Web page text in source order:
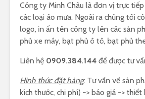
Công ty Minh Châu là đơn vị trực
các loại áo mưa. Ngoài ra chúng tôi
logo, in ấn tên công ty lên các sản
phủ xe máy, bạt phủ ô tô, bạt phủ
Liên hệ 0909.384.144 để được tư
Hình thức đặt hàng: Tư vấn về sản
kích thước, chi phí) -> báo giá -> thiết